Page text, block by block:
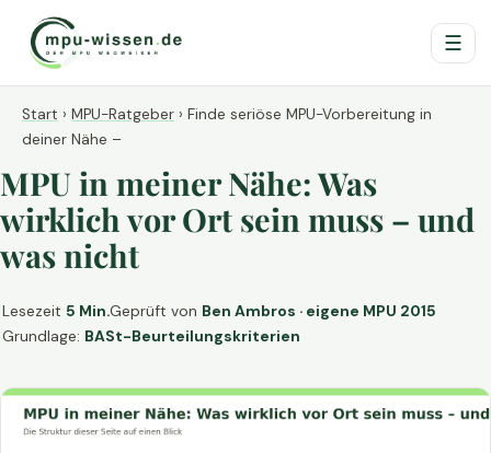
☰
Start › MPU-Ratgeber › Finde seriöse MPU-Vorbereitung in
deiner Nähe –
MPU in meiner Nähe: Was
wirklich vor Ort sein muss – und
was nicht
Lesezeit 5 Min.Geprüft von Ben Ambros · eigene MPU 2015
Grundlage: BASt-Beurteilungskriterien